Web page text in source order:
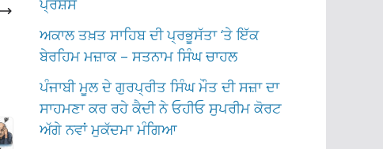
ਪ੍ਰਸ਼ੰਸ
ਅਕਾਲ ਤਖ਼ਤ ਸਾਹਿਬ ਦੀ ਪ੍ਰਭੂਸੱਤਾ ‘ਤੇ ਇੱਕ
ਬੇਰਹਿਮ ਮਜ਼ਾਕ – ਸਤਨਾਮ ਸਿੰਘ ਚਾਹਲ
ਪੰਜਾਬੀ ਮੂਲ ਦੇ ਗੁਰਪ੍ਰੀਤ ਸਿੰਘ ਮੌਤ ਦੀ ਸਜ਼ਾ ਦਾ
ਸਾਹਮਣਾ ਕਰ ਰਹੇ ਕੈਦੀ ਨੇ ਓਹੀਓ ਸੁਪਰੀਮ ਕੋਰਟ
ਅੱਗੇ ਨਵਾਂ ਮੁਕੱਦਮਾ ਮੰਗਿਆ